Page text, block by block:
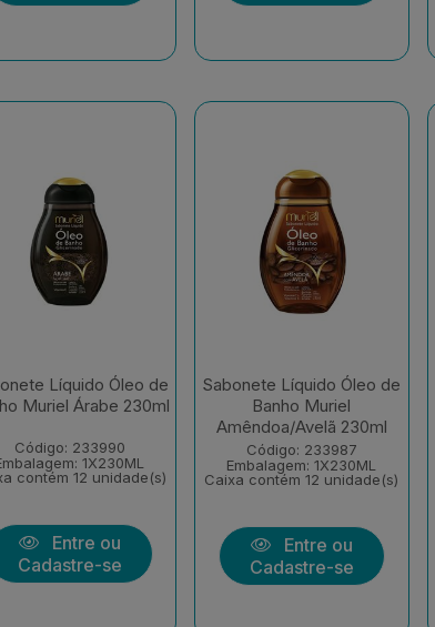
Líquido Óleo de
Muriel Árabe 230ml
Código: 233990
1X230ML
contém 12 unidade(s)
Entre ou
Cadastre-se
Sabonete Líquido Óleo de
Banho Muriel
Amêndoa/Avelã 230ml
Código: 233987
Embalagem: 1X230ML
Caixa contém 12 unidade(s)
Entre ou
Cadastre-se